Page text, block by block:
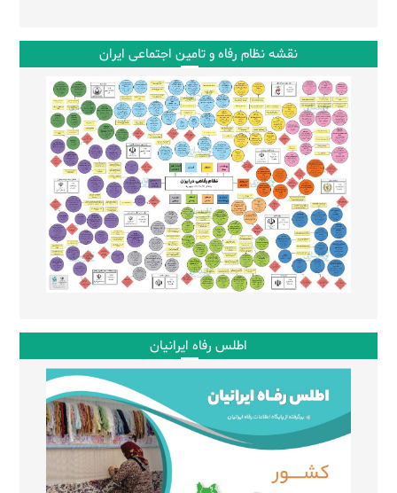
نقشه نظام رفاه و تامین اجتماعی ایران
اطلس رفاه ایرانیان